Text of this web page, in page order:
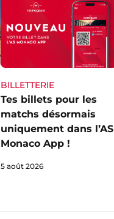
BILLETTERIE
Tes billets pour les
matchs désormais
uniquement dans l’AS
Monaco App !
5 août 2026